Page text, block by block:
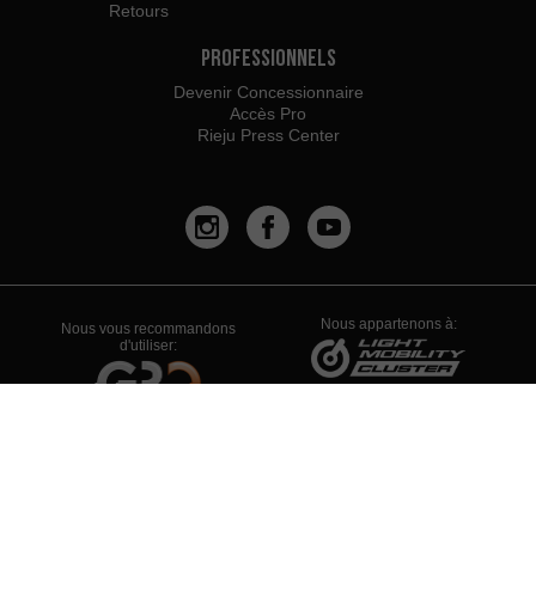
Retours
Professionnels
Devenir Concessionnaire
Accès Pro
Rieju Press Center
Nous vous recommandons
d'utiliser:
Nous appartenons à: